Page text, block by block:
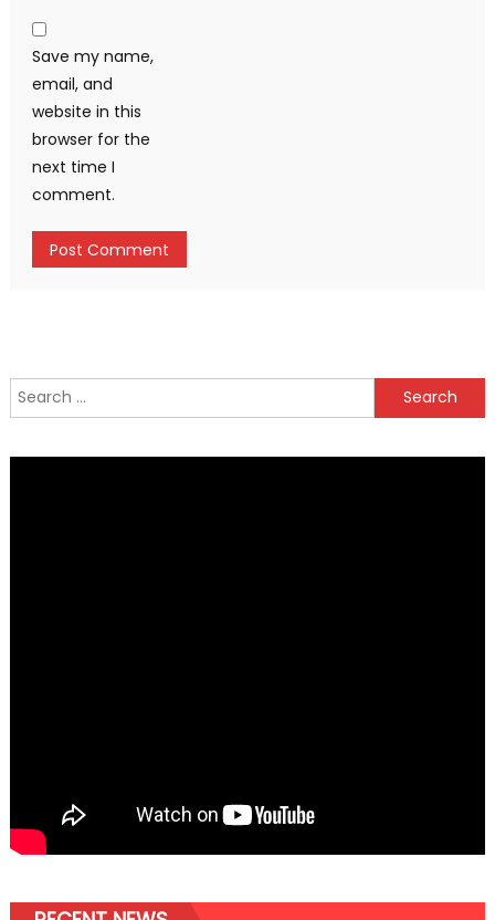
Save my name,
email, and
website in this
browser for the
next time I
comment.
Search
for: